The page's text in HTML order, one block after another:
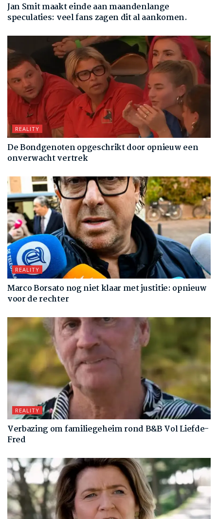
Jan Smit maakt einde aan maandenlange
speculaties: veel fans zagen dit al aankomen.
REALITY
De Bondgenoten opgeschrikt door opnieuw een
onverwacht vertrek
REALITY
Marco Borsato nog niet klaar met justitie: opnieuw
voor de rechter
REALITY
Verbazing om familiegeheim rond B&B Vol Liefde-
Fred